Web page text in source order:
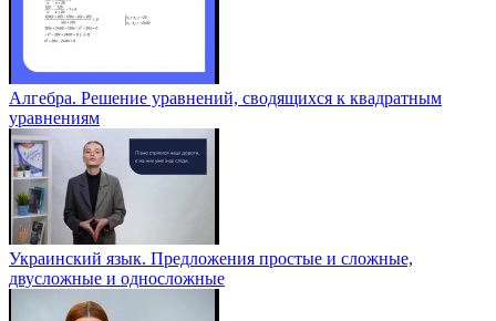
Алгебра. Решение уравнений, сводящихся к квадратным
уравнениям
Украинский язык. Предложения простые и сложные,
двусложные и односложные